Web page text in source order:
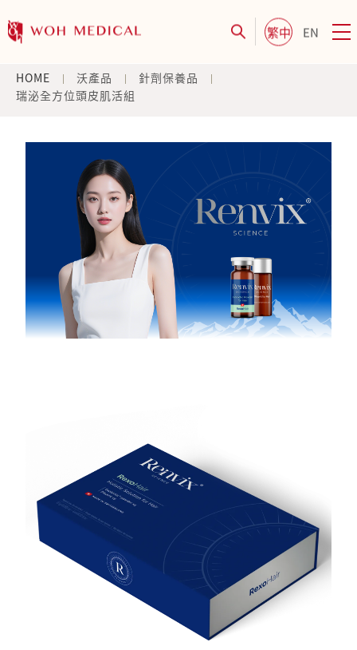
繁中 EN
HOME 沃產品
針劑保養品
瑞泌全方位頭皮肌活組